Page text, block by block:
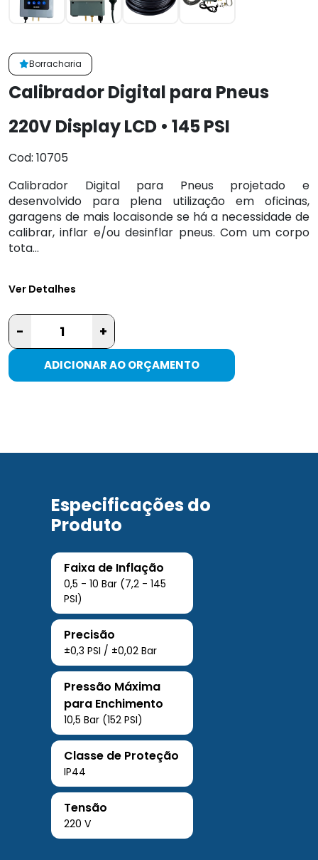
Borracharia
Calibrador Digital para Pneus
220V Display LCD • 145 PSI
Cod: 10705
Calibrador Digital para Pneus projetado e
desenvolvido para plena utilização em oficinas,
garagens de mais locaisonde se há a necessidade de
calibrar, inflar e/ou desinflar pneus. Com um corpo
tota...
Ver Detalhes
- +
ADICIONAR AO ORÇAMENTO
Especificações do
Produto
Faixa de Inflação
0,5 - 10 Bar (7,2 - 145
PSI)
Precisão
±0,3 PSI / ±0,02 Bar
Pressão Máxima
para Enchimento
10,5 Bar (152 PSI)
Classe de Proteção
IP44
Tensão
220 V